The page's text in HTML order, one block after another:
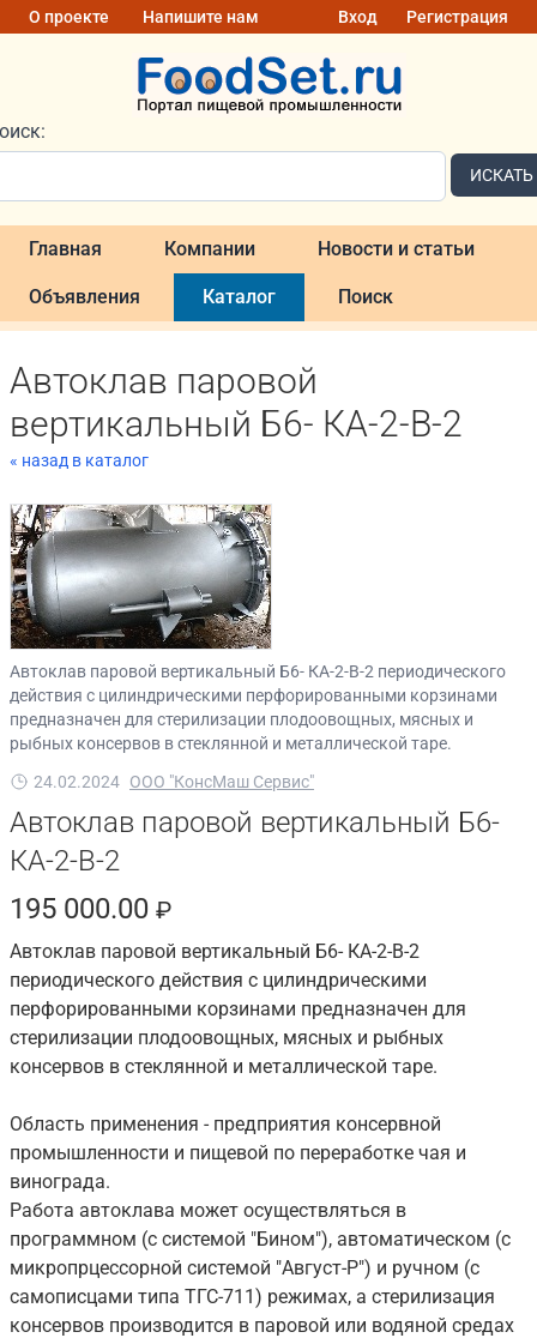
О проекте Напишите нам Вход Регистрация
ИСКАТЬ
Главная Компании Новости и статьи
Объявления Каталог Поиск
Автоклав паровой
вертикальный Б6- КА-2-В-2
« назад в каталог
Автоклав паровой вертикальный Б6- КА-2-В-2 периодического
действия с цилиндрическими перфорированными корзинами
предназначен для стерилизации плодоовощных, мясных и
рыбных консервов в стеклянной и металлической таре.
24.02.2024 ООО "КонсМаш Сервис"
Автоклав паровой вертикальный Б6-
КА-2-В-2
195 000.00 ₽
Автоклав паровой вертикальный Б6- КА-2-В-2
периодического действия с цилиндрическими
перфорированными корзинами предназначен для
стерилизации плодоовощных, мясных и рыбных
консервов в стеклянной и металлической таре.
Область применения - предприятия консервной
промышленности и пищевой по переработке чая и
винограда.
Работа автоклава может осуществляться в
программном (с системой "Бином"), автоматическом (с
микропрцессорной системой "Август-Р") и ручном (с
самописцами типа ТГС-711) режимах, а стерилизация
консервов производится в паровой или водяной средах